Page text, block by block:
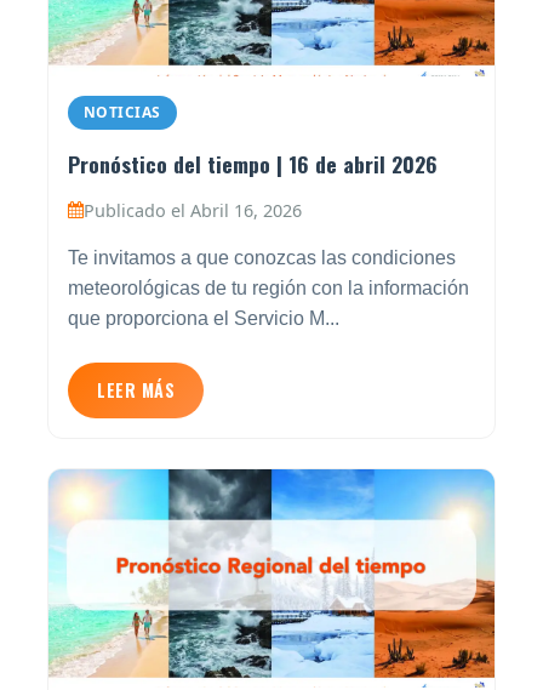
NOTICIAS
Pronóstico del tiempo | 16 de abril 2026
Publicado el Abril 16, 2026
Te invitamos a que conozcas las condiciones
meteorológicas de tu región con la información
que proporciona el Servicio M...
LEER MÁS